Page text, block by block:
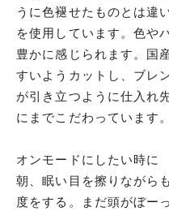
うに色褪せたものとは違
を使用しています。色や
豊かに感じられます。国
すいようカットし、ブレ
が引き立つように仕入れ
にまでこだわっています。
オンモードにしたい時に
朝、眠い目を擦りながら
度をする。まだ頭がぼー